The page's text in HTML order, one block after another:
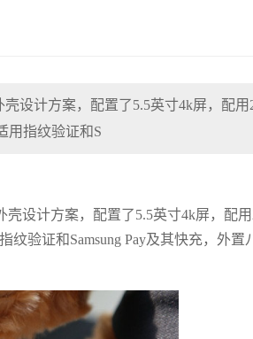
设计方案，配置了5.5英寸4k屏，配用
用指纹验证和S
设计方案，配置了5.5英寸4k屏，配用
验证和Samsung Pay及其快充，外置